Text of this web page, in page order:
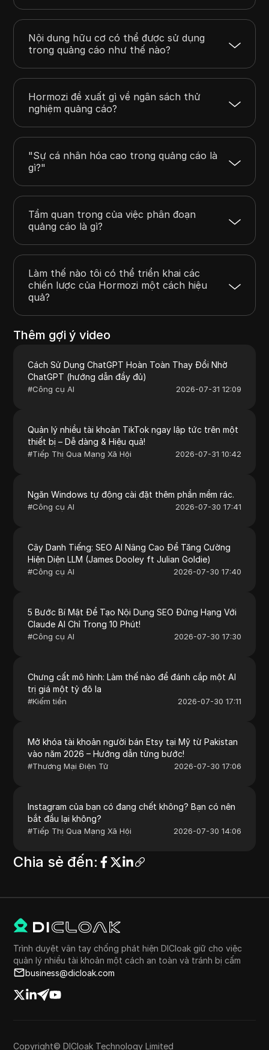
Nội dung hữu cơ có thể được sử dụng
trong quảng cáo như thế nào?
Hormozi đề xuất gì về ngân sách thử
nghiệm quảng cáo?
"Sự cá nhân hóa cao trong quảng cáo là
gì?"
Tầm quan trọng của việc phân đoạn
quảng cáo là gì?
Làm thế nào tôi có thể triển khai các
chiến lược của Hormozi một cách hiệu
quả?
Thêm gợi ý video
Cách Sử Dụng ChatGPT Hoàn Toàn Thay Đổi Nhờ
ChatGPT (hướng dẫn đầy đủ)
#Công cụ AI 2026-07-31 12:09
Quản lý nhiều tài khoản TikTok ngay lập tức trên một
thiết bị – Dễ dàng & Hiệu quả!
#Tiếp Thị Qua Mạng Xã Hội 2026-07-31 10:42
Ngăn Windows tự động cài đặt thêm phần mềm rác.
#Công cụ AI 2026-07-30 17:41
Cây Danh Tiếng: SEO AI Nâng Cao Để Tăng Cường
Hiện Diện LLM (James Dooley ft Julian Goldie)
#Công cụ AI 2026-07-30 17:40
5 Bước Bí Mật Để Tạo Nội Dung SEO Đứng Hạng Với
Claude AI Chỉ Trong 10 Phút!
#Công cụ AI 2026-07-30 17:30
Chưng cất mô hình: Làm thế nào để đánh cắp một AI
trị giá một tỷ đô la
#Kiếm tiền 2026-07-30 17:11
Mở khóa tài khoản người bán Etsy tại Mỹ từ Pakistan
vào năm 2026 – Hướng dẫn từng bước!
#Thương Mại Điện Tử 2026-07-30 17:06
Instagram của bạn có đang chết không? Bạn có nên
bắt đầu lại không?
#Tiếp Thị Qua Mạng Xã Hội 2026-07-30 14:06
Chia sẻ đến:
Trình duyệt vân tay chống phát hiện DICloak giữ cho việc
quản lý nhiều tài khoản một cách an toàn và tránh bị cấm
business@dicloak.com
Copyright© DICloak Technology Limited